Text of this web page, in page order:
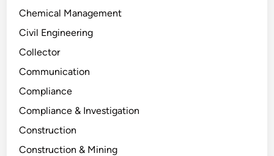
Chemical Management
Civil Engineering
Collector
Communication
Compliance
Compliance & Investigation
Construction
Construction & Mining